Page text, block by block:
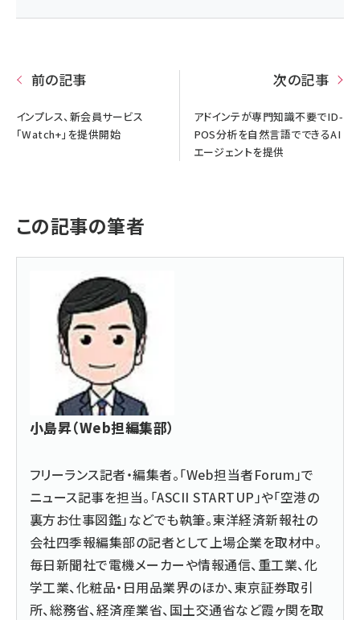
前の記事
インプレス、新会員サービス
「Watch+」を提供開始
次の記事
アドインテが専門知識不要でID-
POS分析を自然言語でできるAI
エージェントを提供
この記事の筆者
小島昇（Web担編集部）
フリーランス記者・編集者。「Web担当者Forum」で
ニュース記事を担当。「ASCII STARTUP」や「空港の
裏方お仕事図鑑」などでも執筆。東洋経済新報社の
会社四季報編集部の記者として上場企業を取材中。
毎日新聞社で電機メーカーや情報通信、重工業、化
学工業、化粧品・日用品業界のほか、東京証券取引
所、総務省、経済産業省、国土交通省など霞ヶ関を取